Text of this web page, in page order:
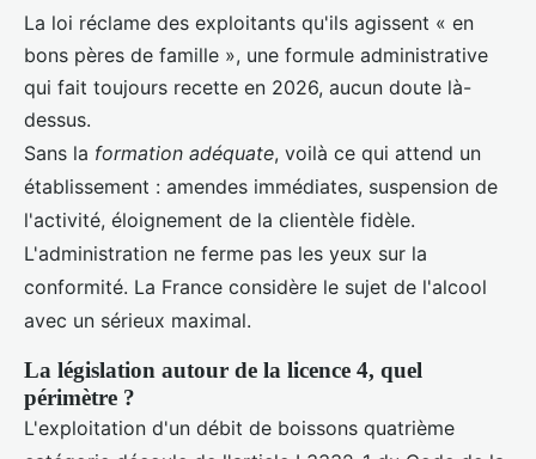
La loi réclame des exploitants qu'ils agissent « en
bons pères de famille », une formule administrative
qui fait toujours recette en 2026, aucun doute là-
dessus.
Sans la formation adéquate, voilà ce qui attend un
établissement : amendes immédiates, suspension de
l'activité, éloignement de la clientèle fidèle.
L'administration ne ferme pas les yeux sur la
conformité. La France considère le sujet de l'alcool
avec un sérieux maximal.
La législation autour de la licence 4, quel
périmètre ?
L'exploitation d'un débit de boissons quatrième